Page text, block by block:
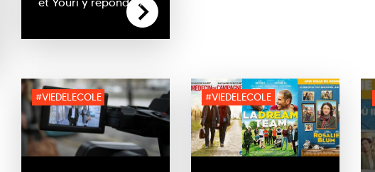
#VIEDELECOLE #VIEDELECOLE